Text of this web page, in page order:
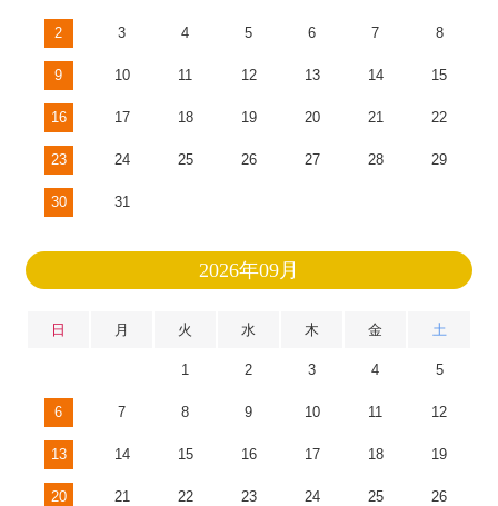
2 3 4 5 6 7 8
9 10 11 12 13 14 15
16 17 18 19 20 21 22
23 24 25 26 27 28 29
30 31
2026年09月
日 月 火 水 木 金 土
1 2 3 4 5
6 7 8 9 10 11 12
13 14 15 16 17 18 19
20 21 22 23 24 25 26